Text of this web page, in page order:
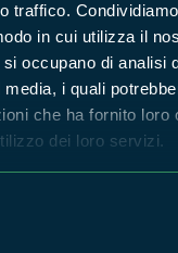
traffico.
in cui utilizza il
occupano di analisi
i quali
che ha fornito loro
dei loro servizi.
nel comune di
dai fossi. In alto
termofile come il
acero minore e
prosperano invece le
olmo e pioppo bianco.